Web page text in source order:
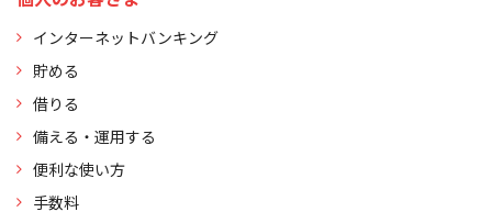
インターネットバンキング
貯める
借りる
備える・運用する
便利な使い方
手数料